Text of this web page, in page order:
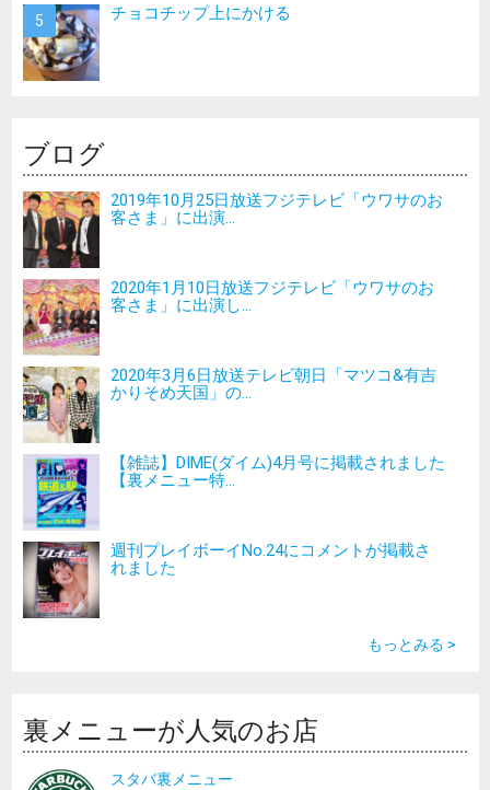
チョコチップ上にかける
ブログ
2019年10月25日放送フジテレビ「ウワサのお
客さま」に出演...
2020年1月10日放送フジテレビ「ウワサのお
客さま」に出演し...
2020年3月6日放送テレビ朝日「マツコ&有吉
かりそめ天国」の...
【雑誌】DIME(ダイム)4月号に掲載されました
【裏メニュー特...
週刊プレイボーイNo.24にコメントが掲載さ
れました
もっとみる >
裏メニューが人気のお店
スタバ裏メニュー